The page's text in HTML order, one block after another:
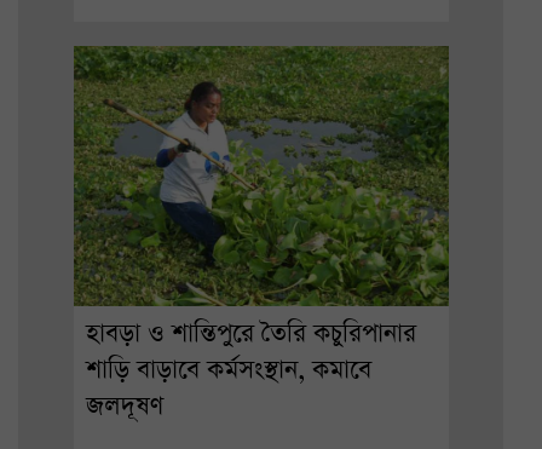
হাবড়া ও শান্তিপুরে তৈরি কচুরিপানার
শাড়ি বাড়াবে কর্মসংস্থান, কমাবে
জলদূষণ